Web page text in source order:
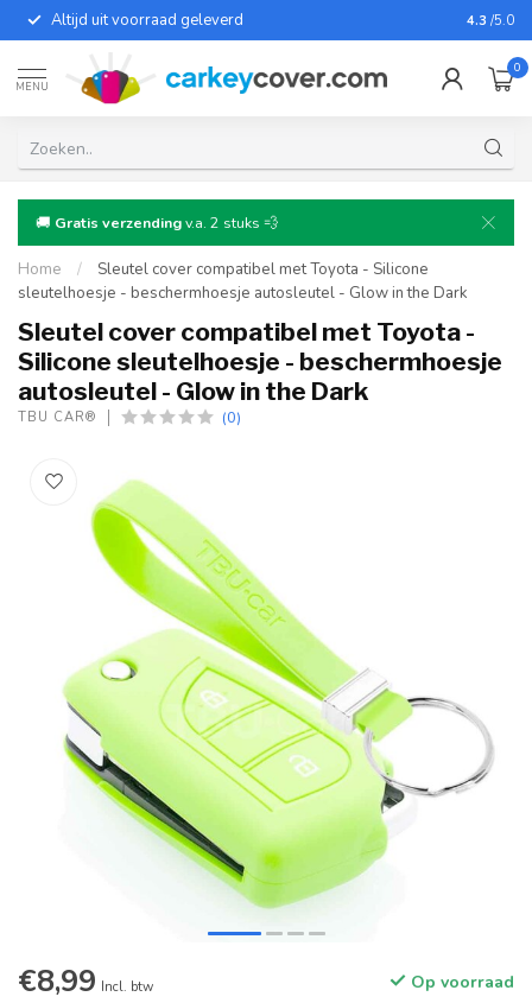
Altijd uit voorraad geleverd Voor
4.3 /5.0
MENU
0
🚚 Gratis verzendingv.a. 2 stuks 💨
Home /
Sleutel cover compatibel met Toyota - Silicone
sleutelhoesje - beschermhoesje autosleutel - Glow in the Dark
Sleutel cover compatibel met Toyota -
Silicone sleutelhoesje - beschermhoesje
autosleutel - Glow in the Dark
TBU CAR® (0)
€8,99 Incl. btw Op voorraad